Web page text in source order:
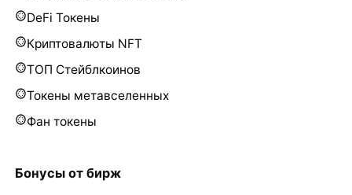
DeFi Токены
Криптовалюты NFT
ТОП Стейблкоинов
Токены метавселенных
Фан токены
Бонусы от бирж